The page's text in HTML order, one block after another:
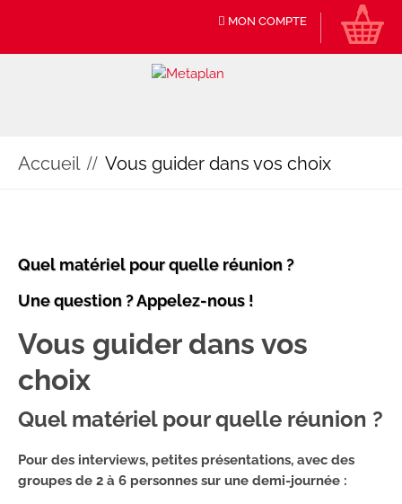
MON COMPTE
Accueil Vous guider dans vos choix
Quel matériel pour quelle réunion ?
Une question ? Appelez-nous !
Vous guider dans vos
choix
Quel matériel pour quelle réunion ?
Pour des interviews, petites présentations, avec des
groupes de 2 à 6 personnes sur une demi-journée :